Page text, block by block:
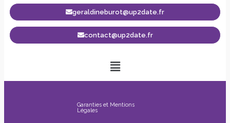
geraldineburot@up2date.fr
contact@up2date.fr
Garanties et Mentions
Légales